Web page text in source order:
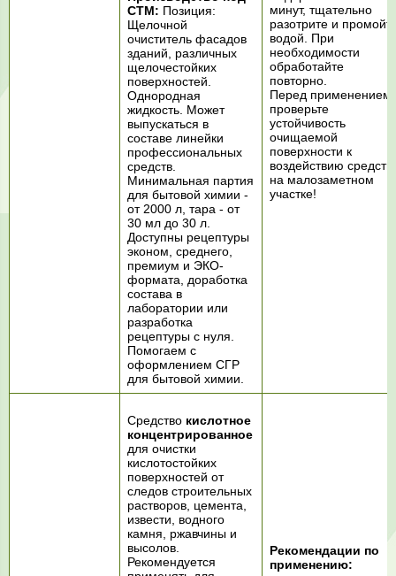
СТМ: Позиция:
Щелочной
очиститель фасадов
зданий, различных
щелочестойких
поверхностей.
Однородная
жидкость. Может
выпускаться в
составе линейки
профессиональных
средств.
Минимальная партия
для бытовой химии -
от 2000 л, тара - от
30 мл до 30 л.
Доступны рецептуры
эконом, среднего,
премиум и ЭКО-
формата, доработка
состава в
лаборатории или
разработка
рецептуры с нуля.
Помогаем с
оформлением СГР
для бытовой химии.
минут, тщательно
разотрите и
водой. При
необходимости
обработайте
повторно.
Перед применением
проверьте
устойчивость
очищаемой
поверхности к
воздействию
на малозаметном
участке!
Средство кислотное
концентрированное
для очистки
кислотостойких
поверхностей от
следов строительных
растворов, цемента,
извести, водного
камня, ржавчины и
высолов.
Рекомендуется
Рекомендации по
применению: